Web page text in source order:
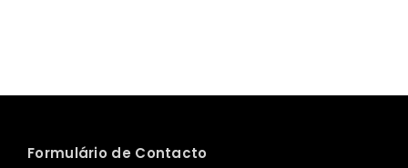
Formulário de Contacto